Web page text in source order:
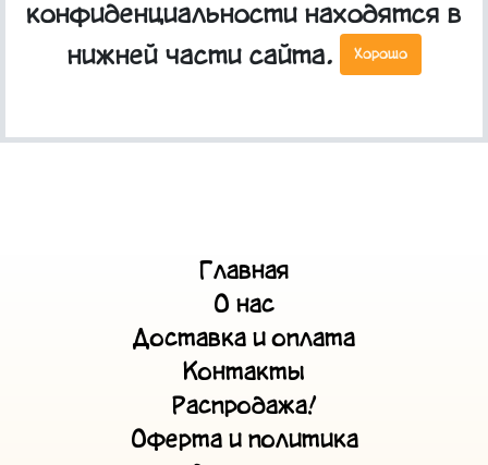
Главная
О нас
Доставка и оплата
Контакты
Распродажа!
Оферта и политика
конфиденциальности находятся в
нижней части сайта.
Хорошо